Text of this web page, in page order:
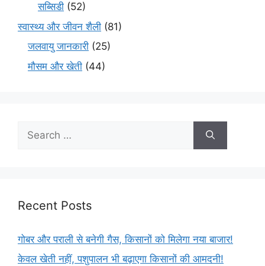
सब्सिडी (52)
स्वास्थ्य और जीवन शैली (81)
जलवायु जानकारी (25)
मौसम और खेती (44)
Recent Posts
गोबर और पराली से बनेगी गैस, किसानों को मिलेगा नया बाजार!
केवल खेती नहीं, पशुपालन भी बढ़ाएगा किसानों की आमदनी!